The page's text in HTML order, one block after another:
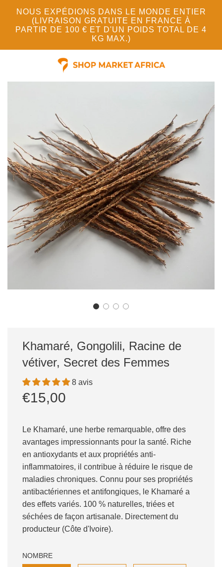
NOUS EXPÉDIONS DANS LE MONDE ENTIER
(LIVRAISON GRATUITE EN FRANCE À
PARTIR DE 100 € ET D'UN POIDS TOTAL DE 4
KG MAX.)
Khamaré, Gongolili, Racine de
vétiver, Secret des Femmes
8 avis
Prix
Prix
régulier
€15,00
Le Khamaré, une herbe remarquable, offre des
avantages impressionnants pour la santé. Riche
en antioxydants et aux propriétés anti-
inflammatoires, il contribue à réduire le risque de
maladies chroniques. Connu pour ses propriétés
antibactériennes et antifongiques, le Khamaré a
des effets variés. 100 % naturelles, triées et
séchées de façon artisanale. Directement du
producteur (Côte d'Ivoire).
NOMBRE